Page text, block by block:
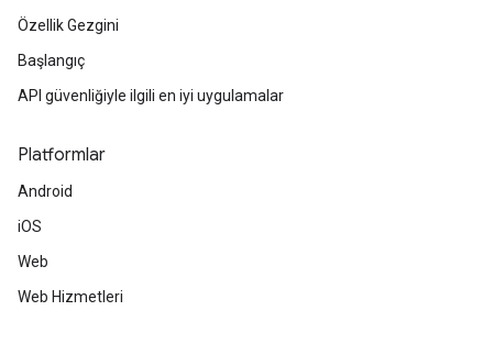
Özellik Gezgini
Başlangıç
API güvenliğiyle ilgili en iyi uygulamalar
Platformlar
Android
iOS
Web
Web Hizmetleri